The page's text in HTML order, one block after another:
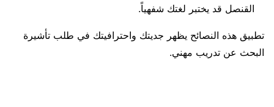
القنصل قد يختبر لغتك شفهياً.
تطبيق هذه النصائح يظهر جديتك واحترافيتك في طلب تأشيرة
البحث عن تدريب مهني.